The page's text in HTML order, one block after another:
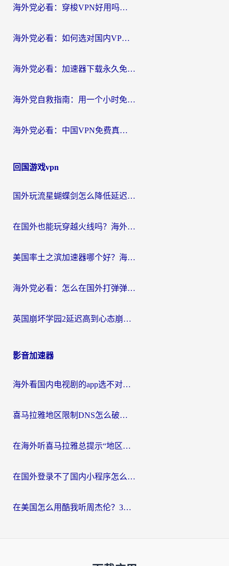
海外党必看：穿梭VPN好用吗？和云帆VPN对比哪个回国效果更好？附真实测评+避坑指南
海外党必看：如何选对国内VPN，实现无缝访问国内资源？
海外党必看：加速器下载永久免费版真的存在吗？教你无缝访问国内资源的正确姿势
海外党自救指南：用一个小时免费加速器，轻松打破国内资源访问壁垒？
海外党必看：中国VPN免费真的靠谱吗？手把手教你选对回国加速器
回国游戏vpn
国外玩流星蝴蝶剑怎么降低延迟？海外党必看的加速秘籍（含欧洲鸣潮&彩虹岛优化攻略）
在国外也能玩穿越火线吗？海外玩家国服游戏畅玩终极指南
美国率土之滨加速器哪个好？海外党国服游戏畅玩终极指南（附多游戏解决方案）
海外党必看：怎么在国外打弹弹堂不卡？番茄加速器亲测指南
英国崩坏学园2延迟高到心态崩？海外党国服游戏加速终极指南
影音加速器
海外看国内电视剧的app选不对？这份回国加速器避坑指南帮你流畅追剧
喜马拉雅地区限制DNS怎么破？海外党听国内音乐听书的终极解决方案
在海外听喜马拉雅总提示“地区限制”？3步轻松解除+听国内音乐全攻略
在国外登录不了国内小程序怎么办？选对回国加速器，轻松解锁国内资源
在美国怎么用酷我听周杰伦？3步搞定海外听歌难题